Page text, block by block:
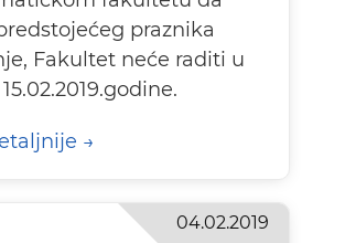
praznika
Fakultet neće raditi u
04.02.2019